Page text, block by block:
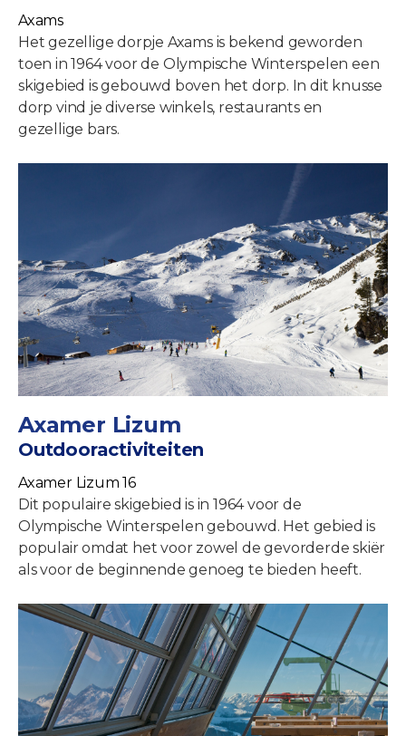
Axams
Het gezellige dorpje Axams is bekend geworden
toen in 1964 voor de Olympische Winterspelen een
skigebied is gebouwd boven het dorp. In dit knusse
dorp vind je diverse winkels, restaurants en
gezellige bars.
Axamer Lizum
Outdooractiviteiten
Axamer Lizum 16
Dit populaire skigebied is in 1964 voor de
Olympische Winterspelen gebouwd. Het gebied is
populair omdat het voor zowel de gevorderde skiër
als voor de beginnende genoeg te bieden heeft.